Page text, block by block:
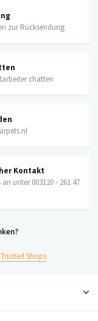
zur Rücksendung
chatten
Kontakt
an unter 003120 - 261 47
Trusted Shops